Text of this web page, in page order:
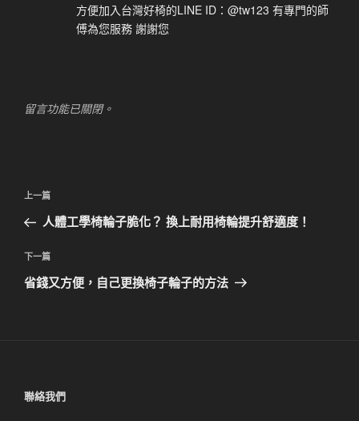
方便加入台灣好椅的LINE ID：@tw123 有專門的師
傅為您服務 謝謝您
留言功能已關閉。
文
導
覽
上
一
文
章
上一篇
人體工學椅輪子脆化？ 換上耐用椅輪提升舒適度！
下
一
下一篇
省錢又方便，自己更換椅子輪子的方法
聯絡我們